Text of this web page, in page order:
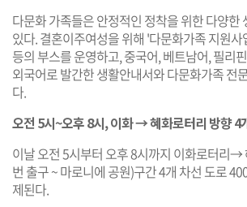
다문화 가족들은 안정적인 정착을 위한 다양한
있다. 결혼이주여성을 위해 '다문화가족 지원
등의 부스를 운영하고, 중국어, 베트남어, 필리
외국어로 발간한 생활안내서와 다문화가족 전
다.
오전 5시~오후 8시, 이화 → 혜화로터리 방향 4
이날 오전 5시부터 오후 8시까지 이화로터리→
번 출구 ~ 마로니에 공원)구간 4개 차선 도로
제된다.